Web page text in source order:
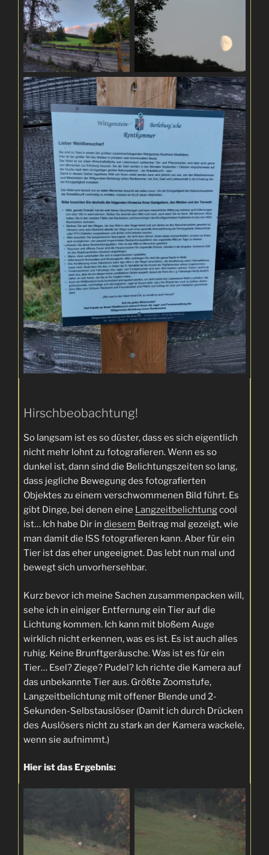
Hirschbeobachtung!
So langsam ist es so düster, dass es sich eigentlich
nicht mehr lohnt zu fotografieren. Wenn es so
dunkel ist, dann sind die Belichtungszeiten so lang,
dass jegliche Bewegung des fotografierten
Objektes zu einem verschwommenen Bild führt. Es
gibt Dinge, bei denen eine Langzeitbelichtungcool
ist… Ich habe Dir in diesem Beitrag mal gezeigt, wie
man damit die ISS fotografieren kann. Aber für ein
Tier ist das eher ungeeignet. Das lebt nun mal und
bewegt sich unvorhersehbar.
Kurz bevor ich meine Sachen zusammenpacken will,
sehe ich in einiger Entfernung ein Tier auf die
Lichtung kommen. Ich kann mit bloßem Auge
wirklich nicht erkennen, was es ist. Es ist auch alles
ruhig. Keine Brunftgeräusche. Was ist es für ein
Tier… Esel? Ziege? Pudel? Ich richte die Kamera auf
das unbekannte Tier aus. Größte Zoomstufe,
Langzeitbelichtung mit offener Blende und 2-
Sekunden-Selbstauslöser (Damit ich durch Drücken
des Auslösers nicht zu stark an der Kamera wackele,
wenn sie aufnimmt.)
Hier ist das Ergebnis: